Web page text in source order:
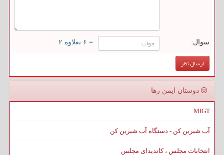
سوال: = ۶ بعلاوه ۲
دوستان ایمن رها
MIGT
آب شیرین کن - دستگاه آب شیرین کن
انتخابات مجلس ، کاندیدای مجلس